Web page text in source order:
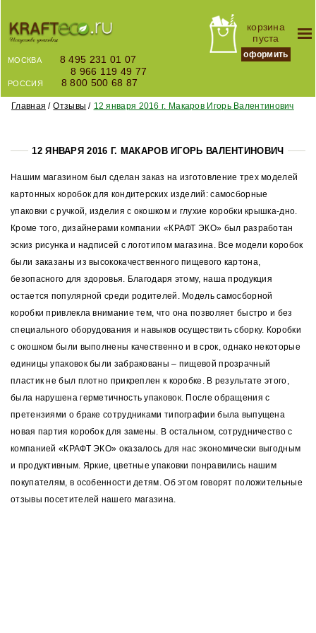
корзина
пуста
оформить
МОСКВА
8 495 231 01 07
8 966 119 49 77
РОССИЯ 8 800 500 68 87
Главная Отзывы 12 января 2016 г. Макаров Игорь Валентинович
12 ЯНВАРЯ 2016 Г. МАКАРОВ ИГОРЬ ВАЛЕНТИНОВИЧ
Нашим магазином был сделан заказ на изготовление трех моделей
картонных коробок для кондитерских изделий: самосборные
упаковки с ручкой, изделия с окошком и глухие коробки крышка-дно.
Кроме того, дизайнерами компании «КРАФТ ЭКО» был разработан
эскиз рисунка и надписей с логотипом магазина. Все модели коробок
были заказаны из высококачественного пищевого картона,
безопасного для здоровья. Благодаря этому, наша продукция
остается популярной среди родителей. Модель самосборной
коробки привлекла внимание тем, что она позволяет быстро и без
специального оборудования и навыков осуществить сборку. Коробки
с окошком были выполнены качественно и в срок, однако некоторые
единицы упаковок были забракованы – пищевой прозрачный
пластик не был плотно прикреплен к коробке. В результате этого,
была нарушена герметичность упаковок. После обращения с
претензиями о браке сотрудниками типографии была выпущена
новая партия коробок для замены. В остальном, сотрудничество с
компанией «КРАФТ ЭКО» оказалось для нас экономически выгодным
и продуктивным. Яркие, цветные упаковки понравились нашим
покупателям, в особенности детям. Об этом говорят положительные
отзывы посетителей нашего магазина.